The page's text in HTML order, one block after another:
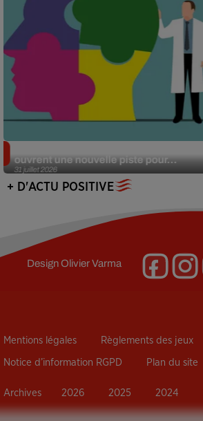
31 juillet 2026
ouvrent une nouvelle piste pour...
+ D'ACTU POSITIVE
DesignOlivier Varma
Mentions légales Règlements des jeux
Notice d’information RGPD Plan du site
Archives 2026 2025 2024